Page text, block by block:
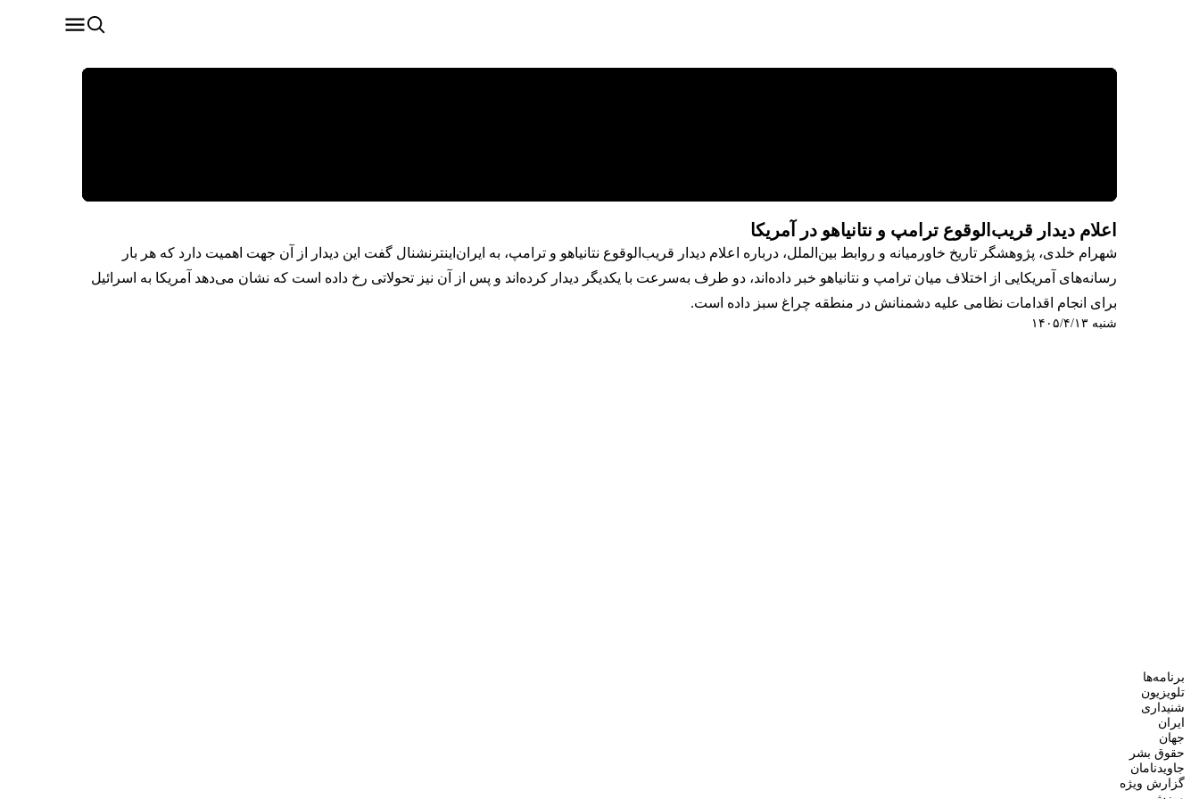
اعلام دیدار قریب‌الوقوع ترامپ و نتانیاهو در آمریکا
شهرام خلدی، پژوهشگر تاریخ خاورمیانه و روابط بین‌الملل، درباره اعلام دیدار قریب‌الوقوع نتانیاهو و ترامپ، به ایران‌اینترنشنال گفت این دیدار از آن جهت اهمیت دارد که هر بار
رسانه‌های آمریکایی از اختلاف میان ترامپ و نتانیاهو خبر داده‌اند، دو طرف به‌سرعت با یکدیگر دیدار کرده‌اند و پس از آن نیز تحولاتی رخ داده است که نشان می‌دهد آمریکا به اسرائیل
برای انجام اقدامات نظامی علیه دشمنانش در منطقه چراغ سبز داده است.
شنبه ۱۴۰۵/۴/۱۳
برنامه‌ها
تلویزیون
شنیداری
ایران
جهان
حقوق بشر
جاویدنامان
گزارش ویژه